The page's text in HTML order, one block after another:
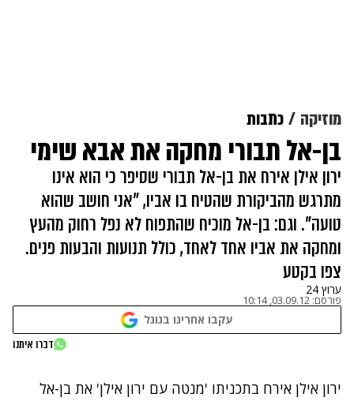
מוזיקה כתבות
בן-אל תבורי מחקה את אבא שימי
ירון אילן אירח את בן-אל תבורי שסיפר כי הוא אינו
מתרגש מהביקורת שהטיח בו אביו, "אני חושב שהוא
טועה". וגם: בן-אל מוכיח שהתפוח לא נפל רחוק מהעץ
ומחקה את אביו אחד לאחד, כולל תנועות והבעות פנים.
צפו בקטע
ערוץ 24
פורסם: 03.09.12, 10:14
עקבו אחרינו בגוגל
נתקלנו בבעיה
דברו איתנו
ירון אילן אירח בתכניתו 'מנטה עם ירון אילן' את בן-אל